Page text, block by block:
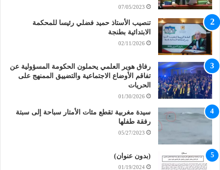
07/05/2023
تنصيب الأستاذ حميد فضلي رئيسا للمحكمة
الابتدائية بطنجة
02/11/2026
رفاق هوير العلمي يحملون الحكومة المسؤولية عن
تفاقم الأوضاع الاجتماعية والتضييق الممنهج على
الحريات
01/30/2026
سيدة مغربية تقطع مئات الأمتار سباحة إلى سبتة
رفقة طفلها
05/27/2023
(بدون عنوان)
01/19/2024